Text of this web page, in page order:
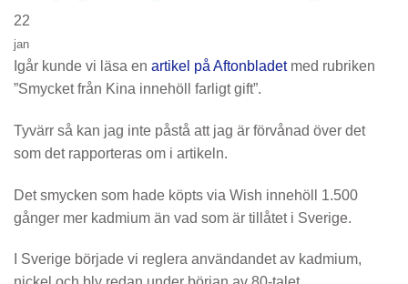
22
jan
Igår kunde vi läsa en artikel på Aftonbladetmed rubriken
”Smycket från Kina innehöll farligt gift”.
Tyvärr så kan jag inte påstå att jag är förvånad över det
som det rapporteras om i artikeln.
Det smycken som hade köpts via Wish innehöll 1.500
gånger mer kadmium än vad som är tillåtet i Sverige.
I Sverige började vi reglera användandet av kadmium,